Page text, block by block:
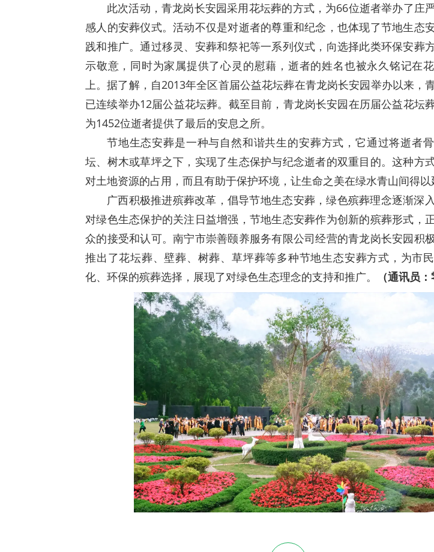
此次活动，青龙岗长安园采用花坛葬的方式，为66位逝者举办了庄
感人的安葬仪式。活动不仅是对逝者的尊重和纪念，也体现了节地生态
践和推广。通过移灵、安葬和祭祀等一系列仪式，向选择此类环保安葬
示敬意，同时为家属提供了心灵的慰藉，逝者的姓名也被永久铭记在
上。据了解，自2013年全区首届公益花坛葬在青龙岗长安园举办以来，
已连续举办12届公益花坛葬。截至目前，青龙岗长安园在历届公益花坛
为1452位逝者提供了最后的安息之所。
节地生态安葬是一种与自然和谐共生的安葬方式，它通过将逝者
坛、树木或草坪之下，实现了生态保护与纪念逝者的双重目的。这种方
对土地资源的占用，而且有助于保护环境，让生命之美在绿水青山间得以
广西积极推进殡葬改革，倡导节地生态安葬，绿色殡葬理念逐渐深
对绿色生态保护的关注日益增强，节地生态安葬作为创新的殡葬形式，
众的接受和认可。南宁市崇善颐养服务有限公司经营的青龙岗长安园积
推出了花坛葬、壁葬、树葬、草坪葬等多种节地生态安葬方式，为市
化、环保的殡葬选择，展现了对绿色生态理念的支持和推广。
（通讯员：